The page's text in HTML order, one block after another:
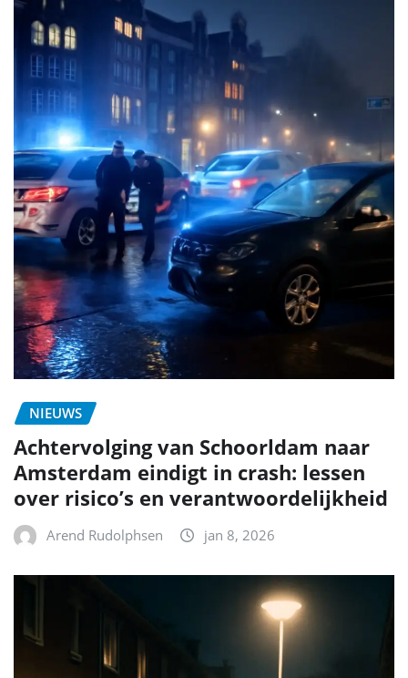
NIEUWS
Achtervolging van Schoorldam naar
Amsterdam eindigt in crash: lessen
over risico’s en verantwoordelijkheid
Arend Rudolphsen jan 8, 2026